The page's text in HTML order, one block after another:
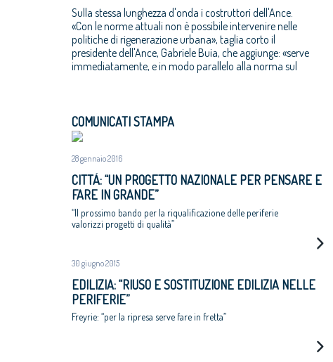
Sulla stessa lunghezza d'onda i costruttori dell'Ance.
«Con le norme attuali non è possibile intervenire nelle
politiche di rigenerazione urbana», taglia corto il
presidente dell'Ance, Gabriele Buia, che aggiunge: «serve
immediatamente, e in modo parallelo alla norma sul
COMUNICATI STAMPA
28 gennaio 2016
CITTÀ: “UN PROGETTO NAZIONALE PER PENSARE E
FARE IN GRANDE”
“Il prossimo bando per la riqualificazione delle periferie
valorizzi progetti di qualità”
30 giugno 2015
EDILIZIA: “RIUSO E SOSTITUZIONE EDILIZIA NELLE
PERIFERIE”
Freyrie: “per la ripresa serve fare in fretta”